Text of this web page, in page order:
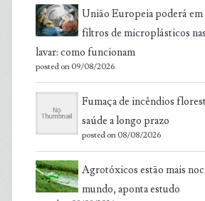
União Europeia poderá
filtros de microplásticos
lavar: como funcionam
posted on 09/08/2026
Fumaça de incêndios
saúde a longo prazo
posted on 08/08/2026
Agrotóxicos estão mais
mundo, aponta estudo